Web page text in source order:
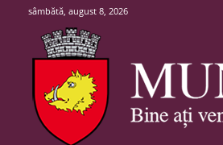
sâmbătă, august 8, 2026